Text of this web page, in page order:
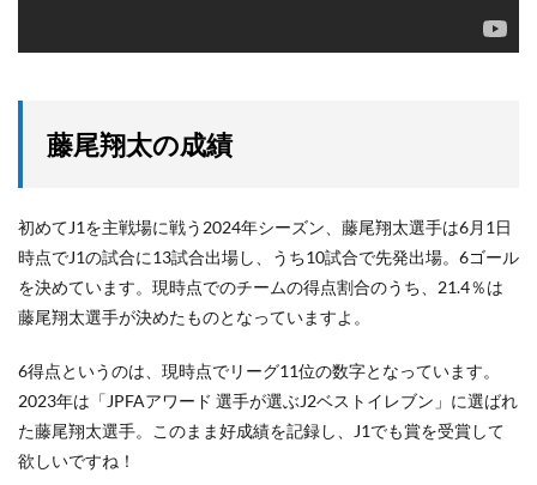
藤尾翔太の成績
初めてJ1を主戦場に戦う2024年シーズン、藤尾翔太選手は6月1日
時点でJ1の試合に13試合出場し、うち10試合で先発出場。6ゴール
を決めています。現時点でのチームの得点割合のうち、21.4％は
藤尾翔太選手が決めたものとなっていますよ。
6得点というのは、現時点でリーグ11位の数字となっています。
2023年は「JPFAアワード 選手が選ぶJ2ベストイレブン」に選ばれ
た藤尾翔太選手。このまま好成績を記録し、J1でも賞を受賞して
欲しいですね！